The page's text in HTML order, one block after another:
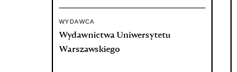
WYDAWCA
Wydawnictwa Uniwersytetu
Warszawskiego